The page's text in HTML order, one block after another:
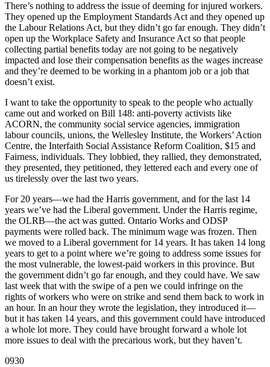
There’s nothing to address the issue of deeming for injured workers.
They opened up the Employment Standards Act and they opened up
the Labour Relations Act, but they didn’t go far enough. They didn’t
open up the Workplace Safety and Insurance Act so that people
collecting partial benefits today are not going to be negatively
impacted and lose their compensation benefits as the wages increase
and they’re deemed to be working in a phantom job or a job that
doesn’t exist.
I want to take the opportunity to speak to the people who actually
came out and worked on Bill 148: anti-poverty activists like
ACORN, the community social service agencies, immigration
labour councils, unions, the Wellesley Institute, the Workers’ Action
Centre, the Interfaith Social Assistance Reform Coalition, $15 and
Fairness, individuals. They lobbied, they rallied, they demonstrated,
they presented, they petitioned, they lettered each and every one of
us tirelessly over the last two years.
For 20 years—we had the Harris government, and for the last 14
years we’ve had the Liberal government. Under the Harris regime,
the OLRB—the act was gutted. Ontario Works and ODSP
payments were rolled back. The minimum wage was frozen. Then
we moved to a Liberal government for 14 years. It has taken 14 long
years to get to a point where we’re going to address some issues for
the most vulnerable, the lowest-paid workers in this province. But
the government didn’t go far enough, and they could have. We saw
last week that with the swipe of a pen we could infringe on the
rights of workers who were on strike and send them back to work in
an hour. In an hour they wrote the legislation, they introduced it—
but it has taken 14 years, and this government could have introduced
a whole lot more. They could have brought forward a whole lot
more issues to deal with the precarious work, but they haven’t.
0930